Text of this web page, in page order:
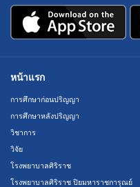
หน้าแรก
การศึกษาก่อนปริญญา
การศึกษาหลังปริญญา
วิชาการ
วิจัย
โรงพยาบาลศิริราช
โรงพยาบาลศิริราช ปิยมหาราชการุณย์